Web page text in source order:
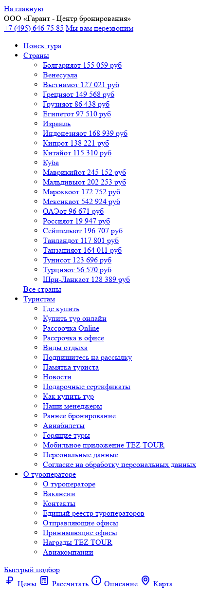
На главную
ООО «Гарант - Центр бронирования»
+7 (495) 646 75 85 Мы вам перезвоним
Поиск тура
Cтраны
Болгарияот 155 059 руб
Венесуэла
Вьетнамот 127 021 руб
Грецияот 149 568 руб
Грузияот 86 438 руб
Египетот 97 510 руб
Израиль
Индонезияот 168 939 руб
Кипрот 138 221 руб
Китайот 115 310 руб
Куба
Маврикийот 245 152 руб
Мальдивыот 202 253 руб
Мароккоот 172 752 руб
Мексикаот 542 924 руб
ОАЭот 96 671 руб
Россияот 19 947 руб
Сейшелыот 196 707 руб
Таиландот 117 801 руб
Танзанияот 164 011 руб
Тунисот 123 696 руб
Турцияот 56 570 руб
Шри-Ланкаот 128 389 руб
Все страны
Туристам
Где купить
Купить тур онлайн
Рассрочка Online
Рассрочка в офисе
Виды отдыха
Подпишитесь на рассылку
Памятка туриста
Новости
Подарочные сертификаты
Как купить тур
Наши менеджеры
Раннее бронирование
Авиабилеты
Горящие туры
Мобильное приложение TEZ TOUR
Персональные данные
Согласие на обработку персональных данных
О туроператоре
О туроператоре
Вакансии
Контакты
Единый реестр туроператоров
Отправляющие офисы
Принимающие офисы
Награды TEZ TOUR
Авиакомпании
Быстрый подбор
Цены
Рассчитать Описание
Карта